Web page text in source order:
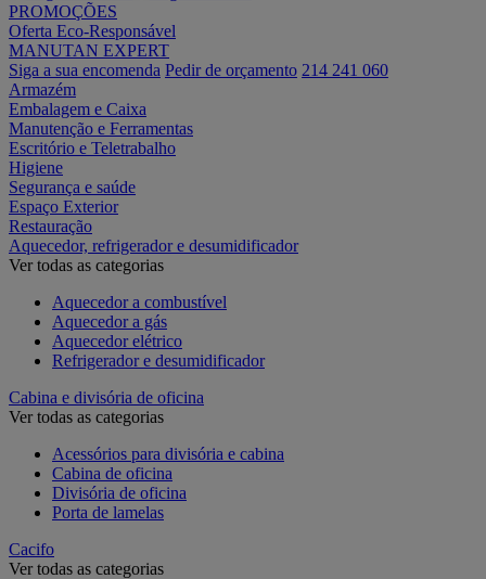
PROMOÇÕES
Oferta Eco-Responsável
MANUTAN EXPERT
Siga a sua encomenda Pedir de orçamento 214 241 060
Armazém
Embalagem e Caixa
Manutenção e Ferramentas
Escritório e Teletrabalho
Higiene
Segurança e saúde
Espaço Exterior
Restauração
Aquecedor, refrigerador e desumidificador
Ver todas as categorias
Aquecedor a combustível
Aquecedor a gás
Aquecedor elétrico
Refrigerador e desumidificador
Cabina e divisória de oficina
Ver todas as categorias
Acessórios para divisória e cabina
Cabina de oficina
Divisória de oficina
Porta de lamelas
Cacifo
Ver todas as categorias